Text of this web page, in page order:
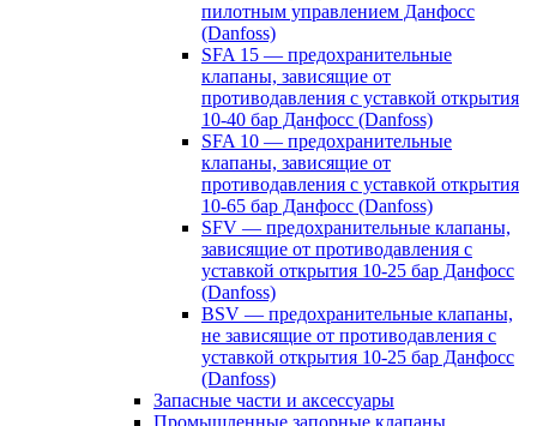
пилотным управлением Данфосс
(Danfoss)
SFA 15 — предохранительные
клапаны, зависящие от
противодавления с уставкой открытия
10-40 бар Данфосс (Danfoss)
SFA 10 — предохранительные
клапаны, зависящие от
противодавления с уставкой открытия
10-65 бар Данфосс (Danfoss)
SFV — предохранительные клапаны,
зависящие от противодавления с
уставкой открытия 10-25 бар Данфосс
(Danfoss)
BSV — предохранительные клапаны,
не зависящие от противодавления с
уставкой открытия 10-25 бар Данфосс
(Danfoss)
Запасные части и аксессуары
Промышленные запорные клапаны